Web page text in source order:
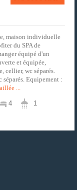
maison individuelle
du SPA de
équipé d'un
et équipée,
cellier, wc séparés.
séparés. Equipement :
...
4
1